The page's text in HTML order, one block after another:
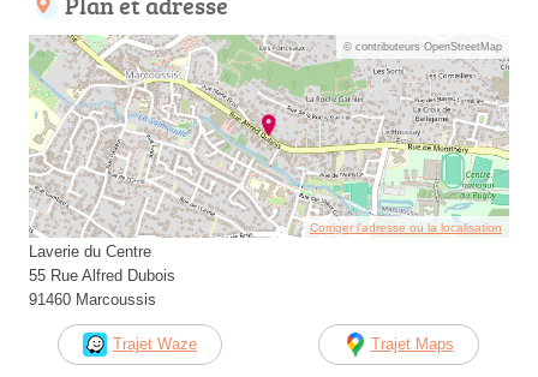
© contributeurs OpenStreetMap
Corriger l’adresse ou la localisation
Laverie du Centre
55 Rue Alfred Dubois
91460 Marcoussis
Trajet Waze Trajet Maps